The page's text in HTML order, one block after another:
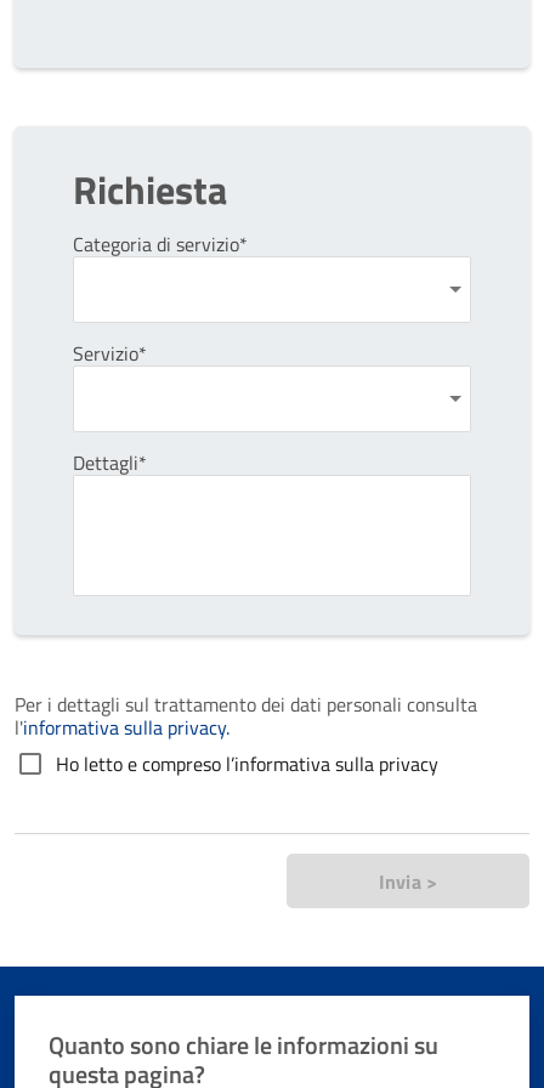
Richiesta
Categoria di servizio*
Servizio*
Dettagli*
Per i dettagli sul trattamento dei dati personali consulta
l'informativa sulla privacy.
Ho letto e compreso l’informativa sulla privacy
Invia >
Quanto sono chiare le informazioni su
questa pagina?